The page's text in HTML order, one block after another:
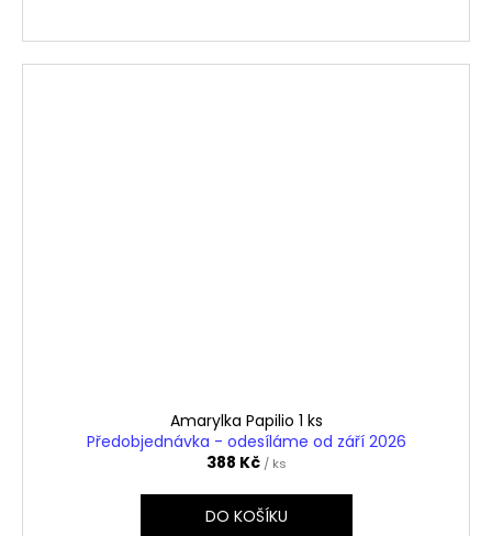
Amarylka Papilio 1 ks
Předobjednávka - odesíláme od září 2026
388 Kč / ks
DO KOŠÍKU